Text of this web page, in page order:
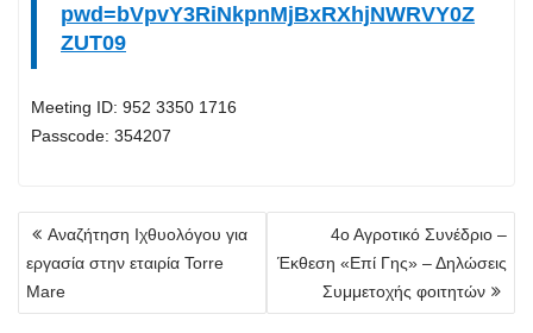
pwd=bVpvY3RiNkpnMjBxRXhjNWRVY0Z
ZUT09
Meeting ID: 952 3350 1716
Passcode: 354207
Πλοήγηση
άρθρων
Αναζήτηση Ιχθυολόγου για
εργασία στην εταιρία Torre
Mare
4ο Αγροτικό Συνέδριο –
Έκθεση «Επί Γης» – Δηλώσεις
Συμμετοχής φοιτητών